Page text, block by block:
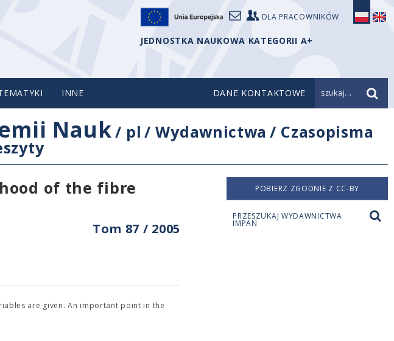
DLA PRACOWNIKÓW
JEDNOSTKA NAUKOWA KATEGORII A+
INNE DANE KONTAKTOWE szukaj...
Nauk/ pl /Wydawnictwa / Czasopisma
of the fibre
Tom 87 / 2005
are given. An important point in the
POBIERZ ZGODNIE Z CC-BY
PRZESZUKAJ WYDAWNICTWA
IMPAN